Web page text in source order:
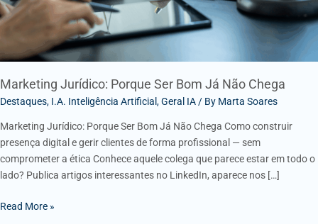
Marketing Jurídico: Porque Ser Bom Já Não Chega
Destaques, I.A. Inteligência Artificial ,Geral IA/ By Marta Soares
Marketing Jurídico: Porque Ser Bom Já Não Chega Como construir
presença digital e gerir clientes de forma profissional — sem
comprometer a ética Conhece aquele colega que parece estar em todo o
lado? Publica artigos interessantes no LinkedIn, aparece nos […]
Read More »